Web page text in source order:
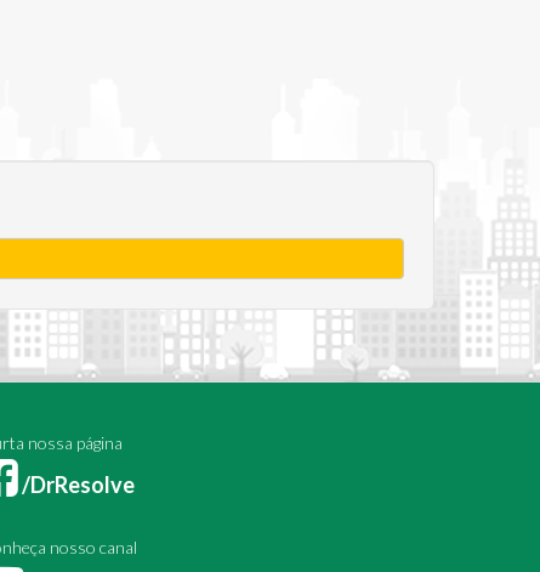
nossa página
/DrResolve
nosso canal